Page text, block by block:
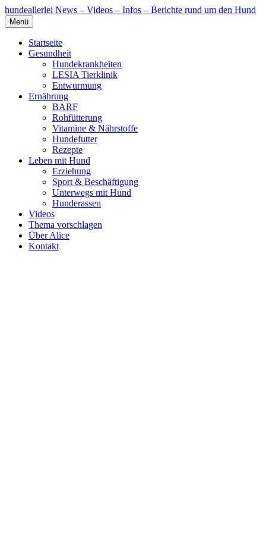
hundeallerlei News – Videos – Infos – Berichte rund um den Hund
Menü
Startseite
Gesundheit
Hundekrankheiten
LESIA Tierklinik
Entwurmung
Ernährung
BARF
Rohfütterung
Vitamine & Nährstoffe
Hundefutter
Rezepte
Leben mit Hund
Erziehung
Sport & Beschäftigung
Unterwegs mit Hund
Hunderassen
Videos
Thema vorschlagen
Über Alice
Kontakt